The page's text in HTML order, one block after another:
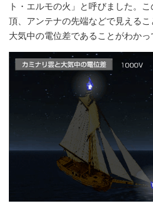
ト・エルモの火」と呼びました。
頂、アンテナの先端などで見えるこ
大気中の電位差であることがわかっ